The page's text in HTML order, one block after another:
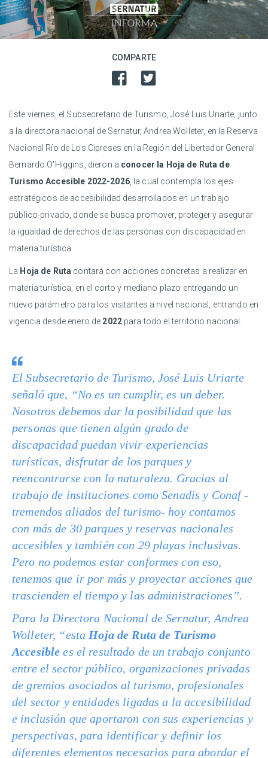
COMPARTE
Este viernes, el Subsecretario de Turismo, José Luis Uriarte, junto
a la directora nacional de Sernatur, Andrea Wolleter, en la Reserva
Nacional Río de Los Cipreses en la Región del Libertador General
Bernardo O’Higgins, dieron a conocer la Hoja de Ruta de
Turismo Accesible 2022-2026, la cual contempla los ejes
estratégicos de accesibilidad desarrollados en un trabajo
público-privado, donde se busca promover, proteger y asegurar
la igualdad de derechos de las personas con discapacidad en
materia turística.
La Hoja de Ruta contará con acciones concretas a realizar en
materia turística, en el corto y mediano plazo entregando un
nuevo parámetro para los visitantes a nivel nacional, entrando en
vigencia desde enero de 2022para todo el territorio nacional.
El Subsecretario de Turismo, José Luis Uriarte
señaló que, “No es un cumplir, es un deber.
Nosotros debemos dar la posibilidad que las
personas que tienen algún grado de
discapacidad puedan vivir experiencias
turísticas, disfrutar de los parques y
reencontrarse con la naturaleza. Gracias al
trabajo de instituciones como Senadis y Conaf -
tremendos aliados del turismo- hoy contamos
con más de 30 parques y reservas nacionales
accesibles y también con 29 playas inclusivas.
Pero no podemos estar conformes con eso,
tenemos que ir por más y proyectar acciones que
trascienden el tiempo y las administraciones”.
Para la Directora Nacional de Sernatur, Andrea
Wolleter, “esta Hoja de Ruta de Turismo
Accesible es el resultado de un trabajo conjunto
entre el sector público, organizaciones privadas
de gremios asociados al turismo, profesionales
del sector y entidades ligadas a la accesibilidad
e inclusión que aportaron con sus experiencias y
perspectivas, para identificar y definir los
diferentes elementos necesarios para abordar el